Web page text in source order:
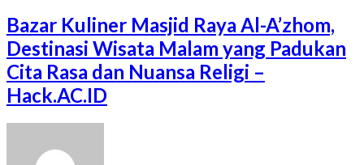
Bazar Kuliner Masjid Raya Al-A’zhom,
Destinasi Wisata Malam yang Padukan
Cita Rasa dan Nuansa Religi –
Hack.AC.ID